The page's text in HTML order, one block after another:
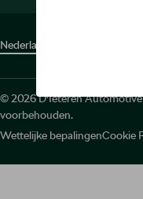
Nederlands
© 2026 D'Ieteren Automotive
voorbehouden.
Wettelijke bepalingenCookie